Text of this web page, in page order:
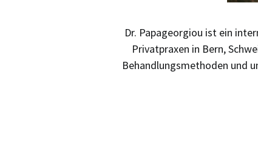
Dr. Papageorgiou ist ein
Privatpraxen in Bern,
Behandlungsmethoden und